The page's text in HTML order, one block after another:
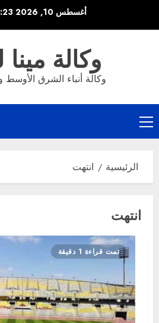
أغسطس 10, 2026 AM
وكالة مينا
وكالة أنباء الشرق الأوسط
القائمة
الرئيسية
الرئيسية انتهت
انتهت
تمت قراءة 1 دقيقة